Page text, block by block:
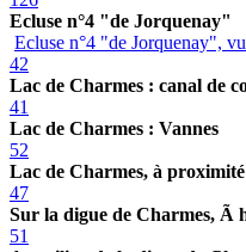
Ecluse n°4 "de Jorquenay"
Ecluse n°4 "de Jorquenay",
42
Lac de Charmes : canal de
41
Lac de Charmes : Vannes
52
Lac de Charmes, à
47
Sur la digue de Charmes, Ã
51